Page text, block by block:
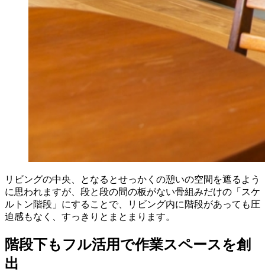
リビングの中央、となるとせっかくの憩いの空間を遮るよう
に思われますが、段と段の間の板がない骨組みだけの「スケ
ルトン階段」にすることで、リビング内に階段があっても圧
迫感もなく、すっきりとまとまります。
階段下もフル活用で作業スペースを創
出